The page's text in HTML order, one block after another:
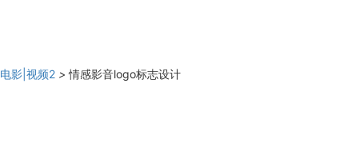
电影|视频2 >情感影音logo标志设计